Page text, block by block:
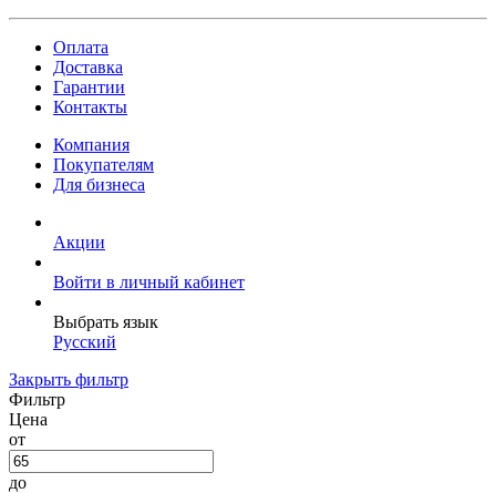
Оплата
Доставка
Гарантии
Контакты
Компания
Покупателям
Для бизнеса
Акции
Войти в личный кабинет
Выбрать язык
Русский
Закрыть фильтр
Фильтр
Цена
от
до